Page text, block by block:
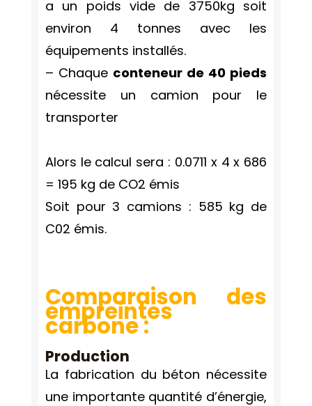
a un poids vide de 3750kg soit
environ 4 tonnes avec les
équipements installés.
– Chaque conteneur de 40 pieds
nécessite un camion pour le
transporter
Alors le calcul sera : 0.0711 x 4 x 686
= 195 kg de CO2 émis
Soit pour 3 camions : 585 kg de
C02 émis.
Comparaison des
empreintes
carbone :
Production
La fabrication du béton nécessite
une importante quantité d’énergie,